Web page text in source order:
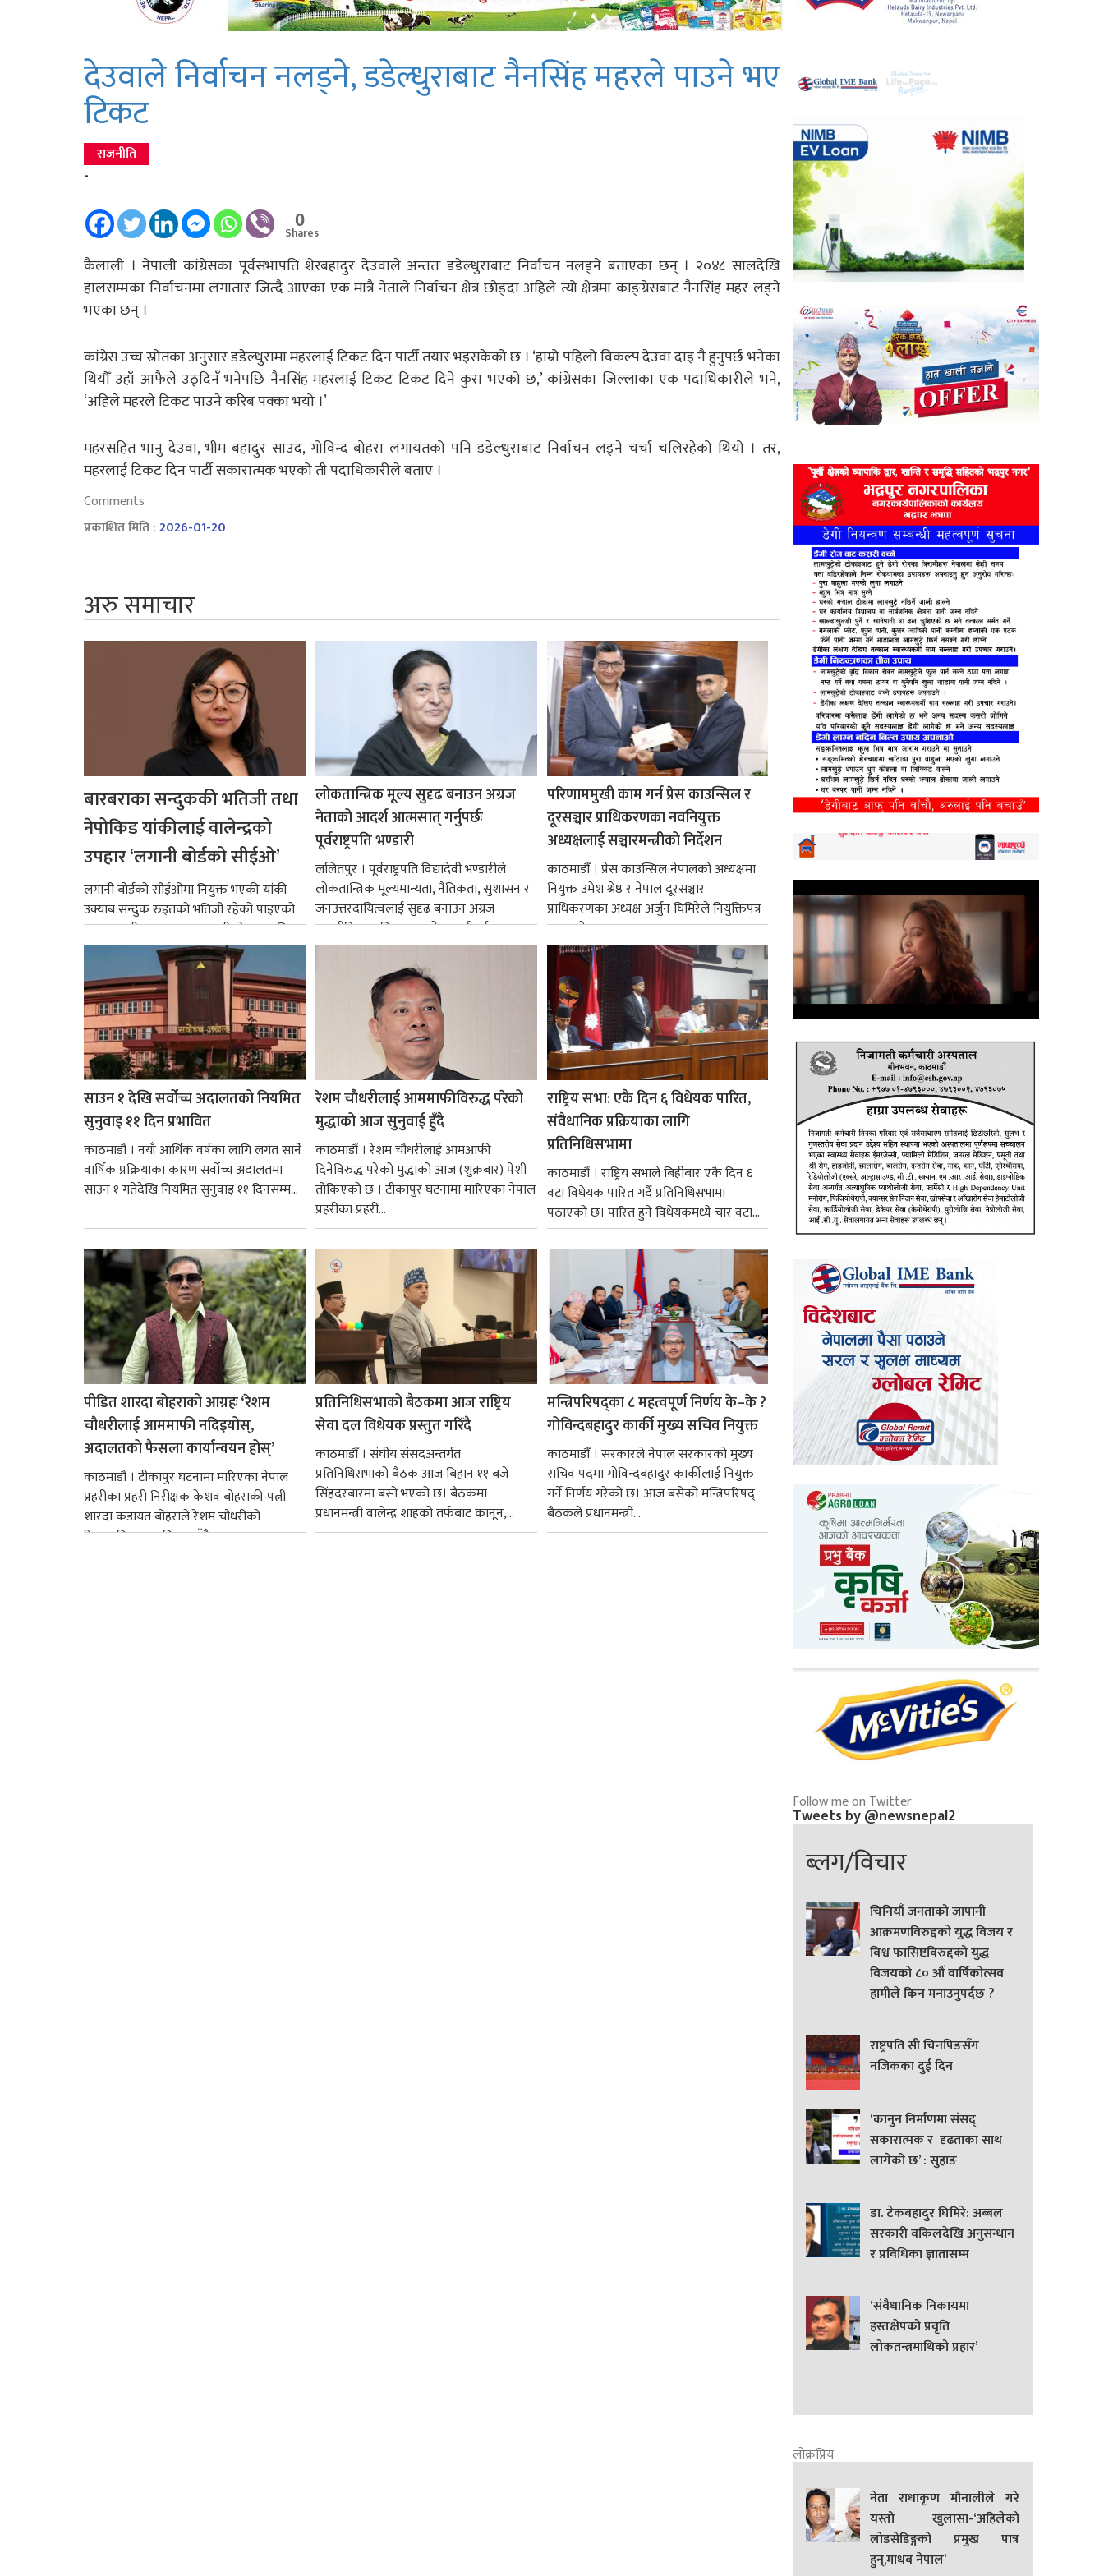
देउवाले निर्वाचन नलड्ने, डडेल्धुराबाट नैनसिंह महरले पाउने भए
टिकट
राजनीति
-
0
Shares
कैलाली । नेपाली कांग्रेसका पूर्वसभापति शेरबहादुर देउवाले अन्ततः डडेल्धुराबाट निर्वाचन नलड्ने बताएका छन् । २०४८ सालदेखि
हालसम्मका निर्वाचनमा लगातार जित्दै आएका एक मात्रै नेताले निर्वाचन क्षेत्र छोड्दा अहिले त्यो क्षेत्रमा काङ्ग्रेसबाट नैनसिंह महर लड्ने
भएका छन् ।
कांग्रेस उच्च स्रोतका अनुसार डडेल्धुरामा महरलाई टिकट दिन पार्टी तयार भइसकेको छ । ‘हाम्रो पहिलो विकल्प देउवा दाइ नै हुनुपर्छ भनेका
थियौँ उहाँ आफैले उठ्दिनँ भनेपछि नैनसिंह महरलाई टिकट टिकट दिने कुरा भएको छ,’ कांग्रेसका जिल्लाका एक पदाधिकारीले भने,
‘अहिले महरले टिकट पाउने करिब पक्का भयो ।’
महरसहित भानु देउवा, भीम बहादुर साउद, गोविन्द बोहरा लगायतको पनि डडेल्धुराबाट निर्वाचन लड्ने चर्चा चलिरहेको थियो । तर,
महरलाई टिकट दिन पार्टी सकारात्मक भएको ती पदाधिकारीले बताए ।
Comments
प्रकाशित मिति :2026-01-20
अरु समाचार
बारबराका सन्दुककी भतिजी तथा
नेपोकिड यांकीलाई वालेन्द्रको
उपहार ‘लगानी बोर्डको सीईओ’
लगानी बोर्डको सीईओमा नियुक्त भएकी यांकी
उक्याब सन्दुक रुइतको भतिजी रहेको पाइएको
छ। तत्कालीन समयमा महाकालीको अञ्चलाधिश
नै बनेका जोन...
लोकतान्त्रिक मूल्य सुदृढ बनाउन अग्रज
नेताको आदर्श आत्मसात् गर्नुपर्छः
पूर्वराष्ट्रपति भण्डारी
ललितपुर । पूर्वराष्ट्रपति विद्यादेवी भण्डारीले
लोकतान्त्रिक मूल्यमान्यता, नैतिकता, सुशासन र
जनउत्तरदायित्वलाई सुदृढ बनाउन अग्रज
राजनीतिक व्यक्तित्वहरूको आदर्शलाई आत्मसात्
गर्न आवश्यक...
परिणाममुखी काम गर्न प्रेस काउन्सिल र
दूरसञ्चार प्राधिकरणका नवनियुक्त
अध्यक्षलाई सञ्चारमन्त्रीको निर्देशन
काठमाडौँ । प्रेस काउन्सिल नेपालको अध्यक्षमा
नियुक्त उमेश श्रेष्ठ र नेपाल दूरसञ्चार
प्राधिकरणका अध्यक्ष अर्जुन घिमिरेले नियुक्तिपत्र
ग्रहण गरेका छन्।...
साउन १ देखि सर्वोच्च अदालतको नियमित
सुनुवाइ ११ दिन प्रभावित
काठमाडौं । नयाँ आर्थिक वर्षका लागि लगत सार्ने
वार्षिक प्रक्रियाका कारण सर्वोच्च अदालतमा
साउन १ गतेदेखि नियमित सुनुवाइ ११ दिनसम्म...
रेशम चौधरीलाई आममाफीविरुद्ध परेको
मुद्धाको आज सुनुवाई हुँदै
काठमाडौं । रेशम चौधरीलाई आमआफी
दिनेविरुद्ध परेको मुद्धाको आज (शुक्रबार) पेशी
तोकिएको छ । टीकापुर घटनामा मारिएका नेपाल
प्रहरीका प्रहरी...
राष्ट्रिय सभा: एकै दिन ६ विधेयक पारित,
संवैधानिक प्रक्रियाका लागि
प्रतिनिधिसभामा
काठमाडौं । राष्ट्रिय सभाले बिहीबार एकै दिन ६
वटा विधेयक पारित गर्दै प्रतिनिधिसभामा
पठाएको छ। पारित हुने विधेयकमध्ये चार वटा...
पीडित शारदा बोहराको आग्रहः ‘रेशम
चौधरीलाई आममाफी नदिइयोस्,
अदालतको फैसला कार्यान्वयन होस्’
काठमाडौं । टीकापुर घटनामा मारिएका नेपाल
प्रहरीका प्रहरी निरीक्षक केशव बोहराकी पत्नी
शारदा कडायत बोहराले रेशम चौधरीको
रिहाइप्रति असहमति जनाउँदै...
प्रतिनिधिसभाको बैठकमा आज राष्ट्रिय
सेवा दल विधेयक प्रस्तुत गरिँदै
काठमाडौँ । संघीय संसदअन्तर्गत
प्रतिनिधिसभाको बैठक आज बिहान ११ बजे
सिंहदरबारमा बस्ने भएको छ। बैठकमा
प्रधानमन्त्री वालेन्द्र शाहको तर्फबाट कानून,...
मन्त्रिपरिषद्का ८ महत्वपूर्ण निर्णय के–के ?
गोविन्दबहादुर कार्की मुख्य सचिव नियुक्त
काठमाडौँ । सरकारले नेपाल सरकारको मुख्य
सचिव पदमा गोविन्दबहादुर कार्कीलाई नियुक्त
गर्ने निर्णय गरेको छ। आज बसेको मन्त्रिपरिषद्
बैठकले प्रधानमन्त्री...
Follow me on Twitter
Tweets by @newsnepal2
ब्लग/विचार
चिनियाँ जनताको जापानी
आक्रमणविरुद्दको युद्ध विजय र
विश्व फासिष्टविरुद्दको युद्ध
विजयको ८० औं वार्षिकोत्सव
हामीले किन मनाउनुपर्दछ ?
राष्ट्रपति सी चिनपिङसँग
नजिकका दुई दिन
‘कानुन निर्माणमा संसद्
सकारात्मक र दृढताका साथ
लागेको छ’ : सुहाङ
डा. टेकबहादुर घिमिरे: अब्बल
सरकारी वकिलदेखि अनुसन्धान
र प्रविधिका ज्ञातासम्म
‘संवैधानिक निकायमा
हस्तक्षेपको प्रवृति
लोकतन्त्रमाथिको प्रहार’
लोक्रप्रिय
नेता राधाकृण मौनालीले गरे
यस्तो खुलासा-‘अहिलेको
लोडसेडिङ्गको प्रमुख पात्र
हुन्,माधव नेपाल’